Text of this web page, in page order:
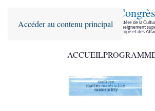
Accéder au contenu principal
36ème
Parrainé par le Ministère de la
le Ministère de l'Enseignement
le Ministère de l'Europe et des
ACCUEIL